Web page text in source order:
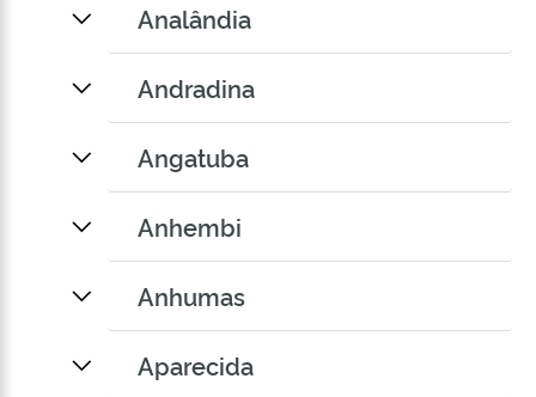
Analândia
Andradina
Angatuba
Anhembi
Anhumas
Aparecida